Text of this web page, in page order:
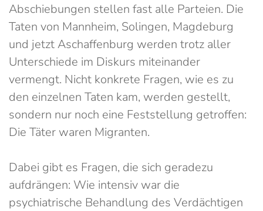
Abschiebungen stellen fast alle Parteien. Die
Taten von Mannheim, Solingen, Magdeburg
und jetzt Aschaffenburg werden trotz aller
Unterschiede im Diskurs miteinander
vermengt. Nicht konkrete Fragen, wie es zu
den einzelnen Taten kam, werden gestellt,
sondern nur noch eine Feststellung getroffen:
Die Täter waren Migranten.
Dabei gibt es Fragen, die sich geradezu
aufdrängen: Wie intensiv war die
psychiatrische Behandlung des Verdächtigen